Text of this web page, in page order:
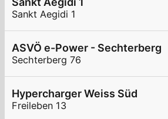
Sankt Aegidi 1
ASVÖ e-Power - Sechterberg
Sechterberg 76
Hypercharger Weiss Süd
Freileben 13